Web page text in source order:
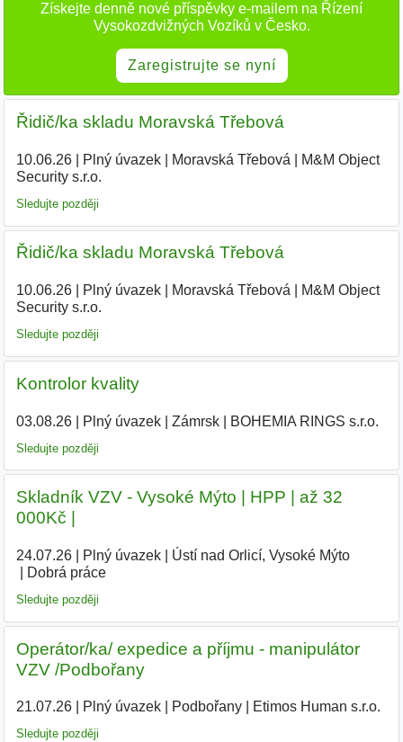
Získejte denně nové příspěvky e-mailem na Řízení
Vysokozdvižných Vozíků v Česko.
Zaregistrujte se nyní
Řidič/ka skladu Moravská Třebová
10.06.26| Plný úvazek| Moravská Třebová
M&M Object
Security s.r.o.
Sledujte později
Řidič/ka skladu Moravská Třebová
10.06.26| Plný úvazek| Moravská Třebová
M&M Object
Security s.r.o.
Sledujte později
Kontrolor kvality
03.08.26| Plný úvazek| Zámrsk| BOHEMIA RINGS s.r.o.
Sledujte později
Skladník VZV - Vysoké Mýto | HPP | až 32
000Kč |
24.07.26| Plný úvazek| Ústí nad Orlicí, Vysoké Mýto|
Dobrá práce
Sledujte později
Operátor/ka/ expedice a příjmu - manipulátor
VZV /Podbořany
21.07.26| Plný úvazek| Podbořany| Etimos Human s.r.o.
Sledujte později